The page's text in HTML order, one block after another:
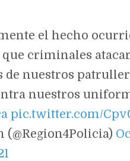
el hecho
criminales
de nuestros
nuestros
pic.twitter.com/
(@Region4Policia)